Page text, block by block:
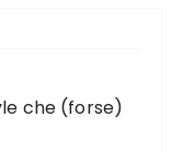
che (forse)